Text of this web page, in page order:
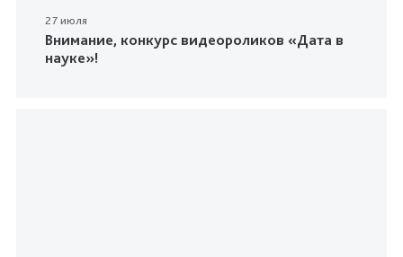
27 июля
Внимание, конкурс видеороликов «Дата в
науке»!